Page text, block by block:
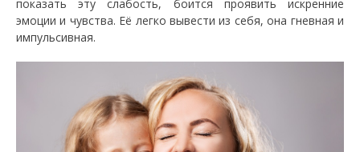
показать эту слабость, боится проявить искренние
эмоции и чувства. Её легко вывести из себя, она гневная и
импульсивная.